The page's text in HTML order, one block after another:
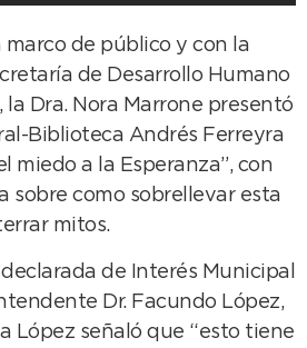
de público y con la
de Desarrollo Humano
la Dra. Nora Marrone presentó
Biblioteca Andrés Ferreyra
miedo a la Esperanza”, con
sobre como sobrellevar esta
mitos.
de Interés Municipal
Dr. Facundo López,
López señaló que “esto tiene